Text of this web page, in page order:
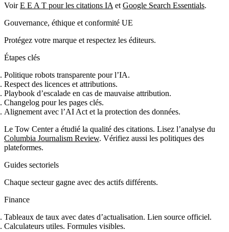
VoirE E A T pour les citations IA et Google Search Essentials.
Gouvernance, éthique et conformité UE
Protégez votre marque et respectez les éditeurs.
Étapes clés
Politique robots transparente pour l’IA.
Respect des licences et attributions.
Playbook d’escalade en cas de mauvaise attribution.
Changelog pour les pages clés.
Alignement avec l’AI Act et la protection des données.
Le Tow Center a étudié la qualité des citations. Lisez l’analyse du
Columbia Journalism Review. Vérifiez aussi les politiques des
plateformes.
Guides sectoriels
Chaque secteur gagne avec des actifs différents.
Finance
Tableaux de taux avec dates d’actualisation. Lien source officiel.
Calculateurs utiles. Formules visibles.